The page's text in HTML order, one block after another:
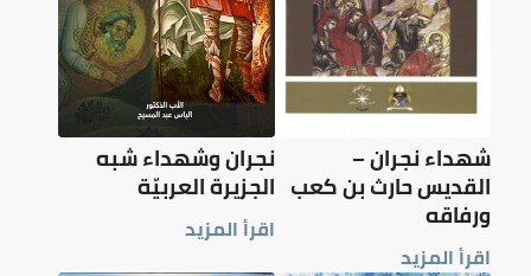
شهداء نجران –
القديس حارث بن كعب
ورفاقه
اقرأ المزيد
نجران وشهداء شبه
الجزيرة العربيّة
اقرأ المزيد